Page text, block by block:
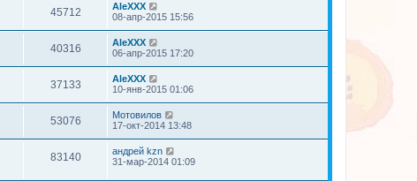
45712
AleXXX
08-апр-2015 15:56
40316
AleXXX
06-апр-2015 17:20
37133
AleXXX
10-янв-2015 01:06
53076
Мотовилов
17-окт-2014 13:48
83140
андрей kzn
31-мар-2014 01:09